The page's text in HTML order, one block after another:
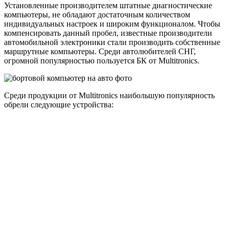
Установленные производителем штатные диагностические
компьютеры, не обладают достаточным количеством
индивидуальных настроек и широким функционалом. Чтобы
компенсировать данный пробел, известные производители
автомобильной электроники стали производить собственные
маршрутные компьютеры. Среди автолюбителей СНГ,
огромной популярностью пользуется БК от Multitronics.
Среди продукции от Multitronics наибольшую популярность
обрели следующие устройства: